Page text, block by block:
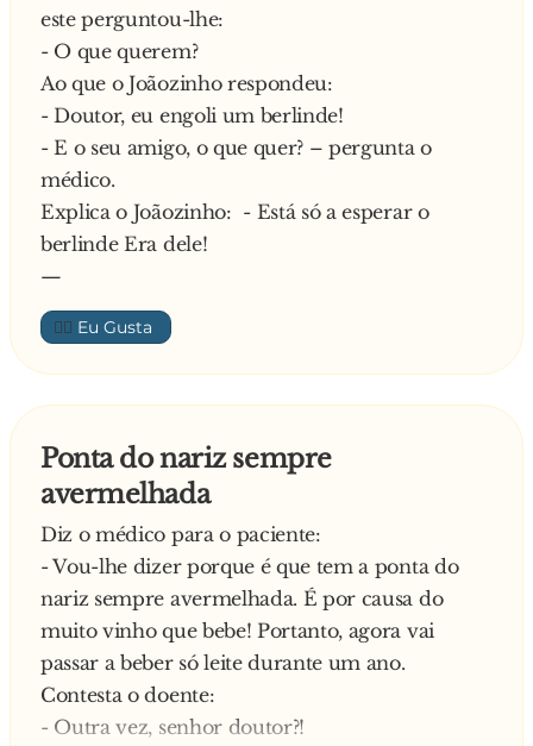
este perguntou-lhe:
- O que querem?
Ao que o Joãozinho respondeu:
- Doutor, eu engoli um berlinde!
- E o seu amigo, o que quer? – pergunta o
médico.
Explica o Joãozinho: - Está só a esperar o
berlinde Era dele!
—
👍🏼
Ponta do nariz sempre
avermelhada
Diz o médico para o paciente:
- Vou-lhe dizer porque é que tem a ponta do
nariz sempre avermelhada. É por causa do
muito vinho que bebe! Portanto, agora vai
passar a beber só leite durante um ano.
Contesta o doente:
- Outra vez, senhor doutor?!